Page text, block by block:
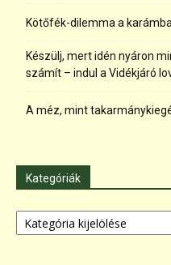
Kötőfék-dilemma a
Készülj, mert idén nyáron
számít – indul a Vidékjáró
A méz, mint
Kategóriák
Kategóriák